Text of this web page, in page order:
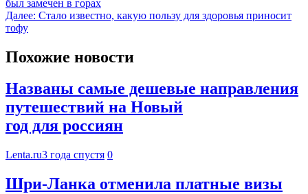
был замечен в горах
Далее: Стало известно, какую пользу для здоровья приносит
тофу
Похожие новости
Названы самые дешевые направления
путешествий на Новый
год для россиян
Lenta.ru3 года спустя 0
Шри-Ланка отменила платные визы